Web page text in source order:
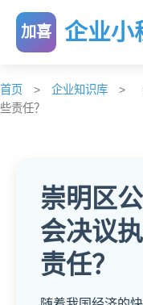
加喜 企业小
首页 > 企业知识库 >
些责任？
崇明区
会决议
责任？